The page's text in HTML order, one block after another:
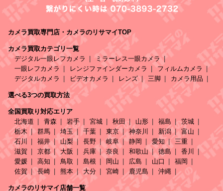
カメラ買取専門店・カメラのリサマイTOP
カメラ買取カテゴリ一覧
デジタル一眼レフカメラ
ミラーレス一眼カメラ
一眼レフカメラ
レンジファインダーカメラ
フィルムカメラ
デジタルカメラ
ビデオカメラ レンズ 三脚 カメラ用品
選べる3つの買取方法
全国買取り対応エリア
北海道
青森 岩手 宮城 秋田 山形 福島
茨城
栃木
群馬 埼玉 千葉 東京 神奈川 新潟
富山
石川
福井 山梨 長野 岐阜 静岡 愛知
三重
滋賀
京都 大阪 兵庫 奈良 和歌山 徳島
香川
愛媛
高知 鳥取 島根 岡山 広島 山口
福岡
佐賀
長崎 熊本 大分 宮崎 鹿児島 沖縄
カメラのリサマイ店舗一覧